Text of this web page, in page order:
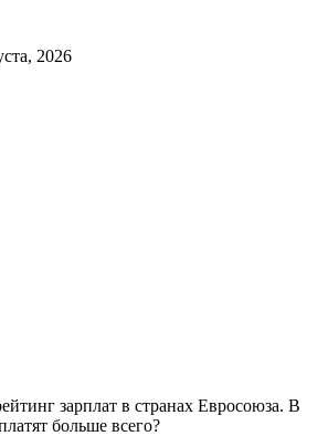
2026
зарплат в странах Евросоюза. В
больше всего?